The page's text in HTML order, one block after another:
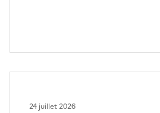
24 juillet 2026